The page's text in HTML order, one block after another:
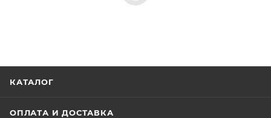
КАТАЛОГ
ОПЛАТА И ДОСТАВКА